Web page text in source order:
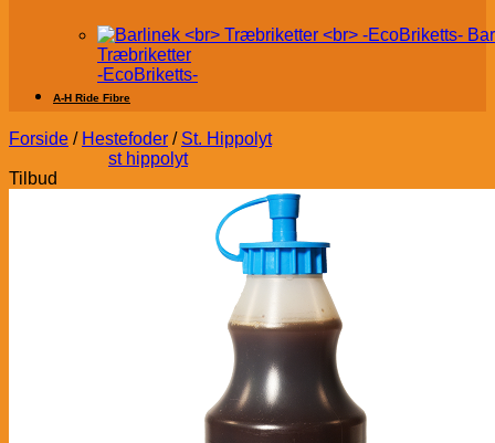
Træbriketter
-EcoBriketts-
A-H Ride Fibre
Forside / Hestefoder / St. Hippolyt
st hippolyt
Tilbud